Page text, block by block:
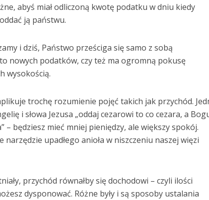
abyś miał odliczoną kwotę podatku w dniu kiedy
ją państwu.
i dziś, Państwo prześciga się samo z sobą
nowych podatków, czy też ma ogromną pokusę
wysokością.
trochę rozumienie pojęć takich jak przychód.
i słowa Jezusa „oddaj cezarowi to co cezara, a
– będziesz mieć mniej pieniędzy, ale większy spokój.
narzędzie upadłego anioła w niszczeniu naszej więzi
przychód równałby się dochodowi – czyli ilości
dysponować. Różne były i są sposoby ustalania